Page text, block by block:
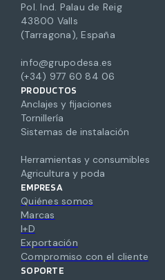
Pol. Ind. Palau de Reig
43800 Valls
(Tarragona), España
info@grupodesa.es
(+34) 977 60 84 06
PRODUCTOS
Anclajes y fijaciones
Tornillería
Sistemas de instalación
Herramientas y consumibles
Agricultura y poda
EMPRESA
Quiénes somos
Marcas
I+D
Exportación
Compromiso con el cliente
SOPORTE